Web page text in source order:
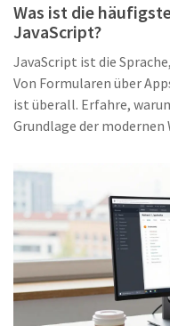
Was ist die
JavaScript?
JavaScript ist die
Von Formularen über
ist überall. Erfahre,
Grundlage der